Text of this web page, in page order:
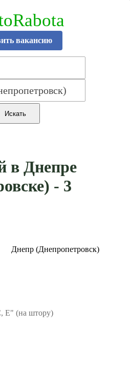
вакансию
в Днепре
- 3
Днепр (Днепропетровск)
Е" (на штору)